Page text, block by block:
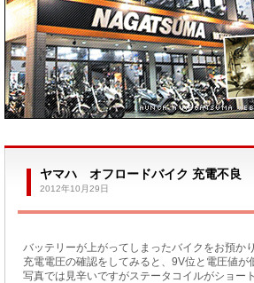
ヤマハ オフロードバイク 充電不良
2012年10月29日
バッテリーが上がってしまったバイクをお預か
充電電圧の確認をしてみると、9V位と電圧値が
写真では見辛いですがステータコイルがショー